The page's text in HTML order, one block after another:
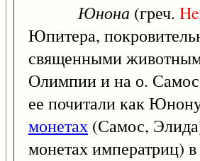
Юнона (греч.
Юпитера,
священными
Олимпии и на о.
ее почитали как
монетах (Самос,
монетах императриц)